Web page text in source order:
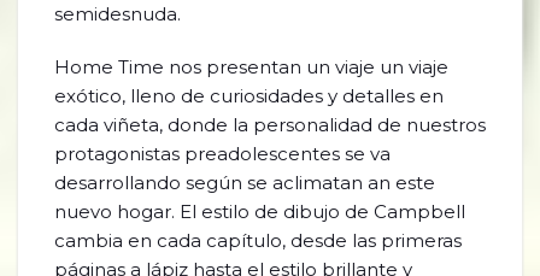
semidesnuda.
Home Time nos presentan un viaje un viaje
exótico, lleno de curiosidades y detalles en
cada viñeta, donde la personalidad de nuestros
protagonistas preadolescentes se va
desarrollando según se aclimatan an este
nuevo hogar. El estilo de dibujo de Campbell
cambia en cada capítulo, desde las primeras
páginas a lápiz hasta el estilo brillante y